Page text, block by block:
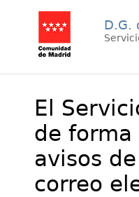
D.G.
El
de
avisos de
correo